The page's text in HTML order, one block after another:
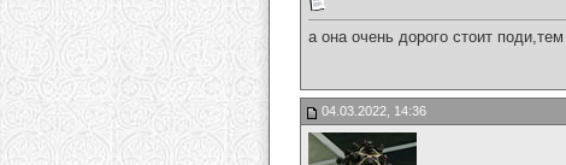
а она очень дорого стоит
04.03.2022, 14:36